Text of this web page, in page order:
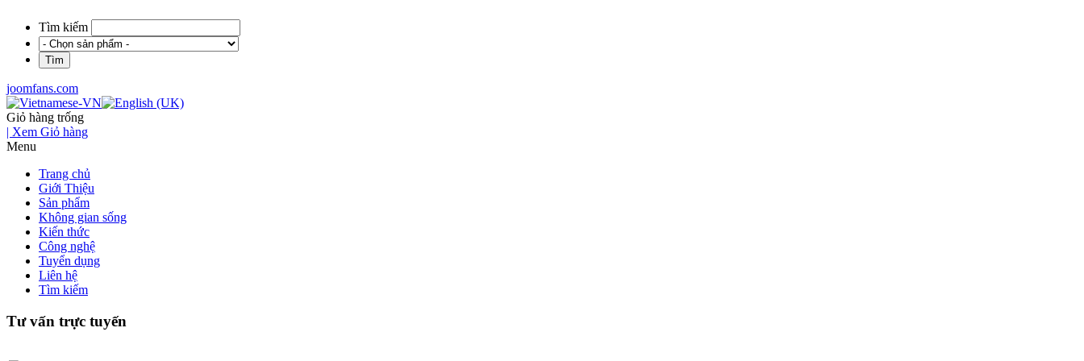
Tìm kiếm
joomfans.com
Giỏ hàng trống
| Xem Giỏ hàng
Menu
Trang chủ
Giới Thiệu
Sản phẩm
Không gian sống
Kiến thức
Công nghệ
Tuyển dụng
Liên hệ
Tìm kiếm
Tư vấn trực tuyến